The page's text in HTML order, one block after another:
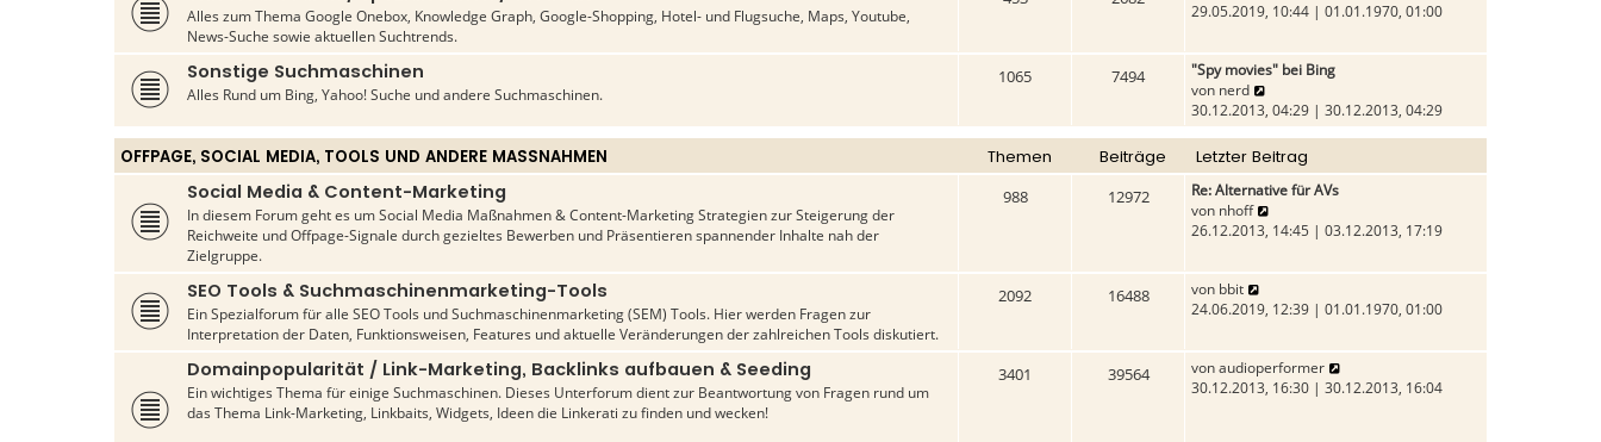
i
r
a
r
e
i
r
a
g
s
e
r
e
i
t
r
a
Alles zum Thema Google Onebox, Knowledge Graph, Google-Shopping, Hotel- und Flugsuche, Maps, Youtube,
News-Suche sowie aktuellen Suchtrends.
e
e
s
r
e
i
g
29.05.2019, 10:44 | 01.01.1970, 01:00
Sonstige Suchmaschinen
Alles Rund um Bing, Yahoo! Suche und andere Suchmaschinen.
1065 7494
"Spy movies" bei Bing
von nerd
e
u
e
s
t
e
r
e
t
a
g
30.12.2013, 04:29 | 30.12.2013, 04:29
OFFPAGE, SOCIAL MEDIA, TOOLS UND ANDERE MASSNAHMEN Themen Beiträge Letzter Beitrag
Social Media & Content-Marketing
In diesem Forum geht es um Social Media Maßnahmen & Content-Marketing Strategien zur Steigerung der
Reichweite und Offpage-Signale durch gezieltes Bewerben und Präsentieren spannender Inhalte nah der
Zielgruppe.
988 12972
Re: Alternative für AVs
von nhoff
e
e
t
r
B
e
26.12.2013, 14:45 | 03.12.2013, 17:19
SEO Tools & Suchmaschinenmarketing-Tools
Ein Spezialforum für alle SEO Tools und Suchmaschinenmarketing (SEM) Tools. Hier werden Fragen zur
Interpretation der Daten, Funktionsweisen, Features und aktuelle Veränderungen der zahlreichen Tools diskutiert.
2092 16488 von bbit
e
e
s
t
24.06.2019, 12:39 | 01.01.1970, 01:00
Domainpopularität / Link-Marketing, Backlinks aufbauen & Seeding
Ein wichtiges Thema für einige Suchmaschinen. Dieses Unterforum dient zur Beantwortung von Fragen rund um
das Thema Link-Marketing, Linkbaits, Widgets, Ideen die Linkerati zu finden und wecken!
3401 39564 vonaudioperformer
e
30.12.2013, 16:30 | 30.12.2013, 16:04